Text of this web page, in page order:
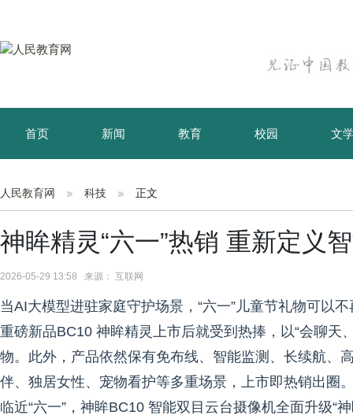
首页 新闻 教育 校园 文
育儿 资讯
人民教育网 科技 正文
神眸精灵“六一”热销 重新定义
2026-05-29 13:58 来源： 互联网
当AI大模型进驻家庭守护场景，“六一”儿童节礼物可以
重磅新品BC10 神眸精灵上市后就受到热捧，以“会聊天
物。此外，产品依然保有免布线、智能监测、长续航、
伴、独居女性、宠物看护等多重场景，上市即热销出圈
临近“六一”，神眸BC10 智能双目云台摄像机全面升级“